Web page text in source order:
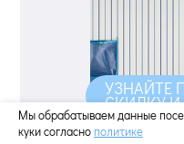
Мы обрабатываем данные
куки согласно политике
УЗНАЙТЕ
СКИДКУ И